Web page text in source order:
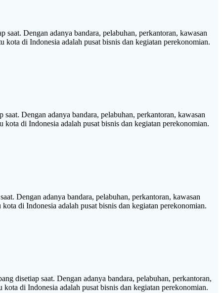
Dengan adanya bandara, pelabuhan, perkantoran, kawasan
di Indonesia adalah pusat bisnis dan kegiatan perekonomian.
Dengan adanya bandara, pelabuhan, perkantoran, kawasan
di Indonesia adalah pusat bisnis dan kegiatan perekonomian.
Dengan adanya bandara, pelabuhan, perkantoran, kawasan
di Indonesia adalah pusat bisnis dan kegiatan perekonomian.
disetiap saat. Dengan adanya bandara, pelabuhan, perkantoran,
di Indonesia adalah pusat bisnis dan kegiatan perekonomian.